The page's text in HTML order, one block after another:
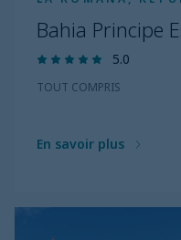
Bahia Principe
5.0
TOUT COMPRIS
En savoir plus